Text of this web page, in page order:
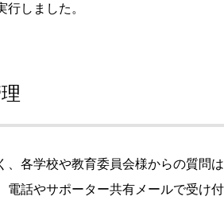
しました。
各学校や教育委員会様からの質問
話やサポーター共有メールで受け